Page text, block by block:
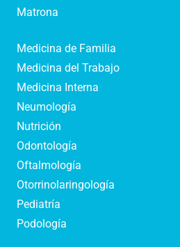
Matrona
Medicina de Familia
Medicina del Trabajo
Medicina Interna
Neumología
Nutrición
Odontología
Oftalmología
Otorrinolaringología
Pediatría
Podología